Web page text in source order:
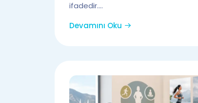
ifadedir....
Devamını Oku